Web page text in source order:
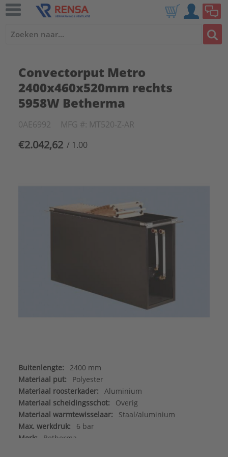
Convectorput Metro
2400x460x520mm rechts
5958W Betherma
0AE6992 MFG #: MT520-Z-AR
€2.042,62 / 1.00
Buitenlengte:
2400 mm
Materiaal put:
Polyester
Materiaal roosterkader:
Aluminium
Materiaal scheidingsschot:
Overig
Materiaal warmtewisselaar:
Staal/aluminium
Max. werkdruk:
6 bar
Merk:
Betherma